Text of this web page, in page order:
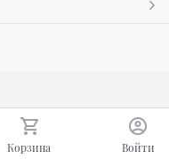
Корзина Войти